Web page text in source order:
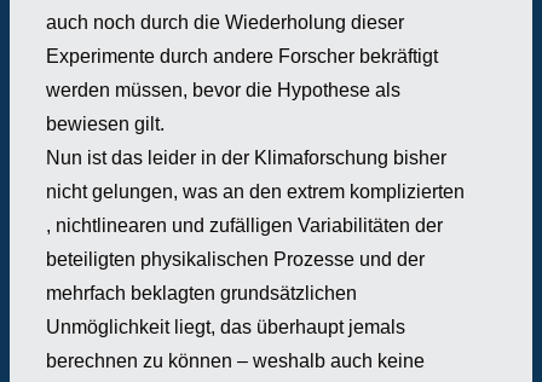
auch noch durch die Wiederholung dieser
Experimente durch andere Forscher bekräftigt
werden müssen, bevor die Hypothese als
bewiesen gilt.
Nun ist das leider in der Klimaforschung bisher
nicht gelungen, was an den extrem komplizierten
, nichtlinearen und zufälligen Variabilitäten der
beteiligten physikalischen Prozesse und der
mehrfach beklagten grundsätzlichen
Unmöglichkeit liegt, das überhaupt jemals
berechnen zu können – weshalb auch keine